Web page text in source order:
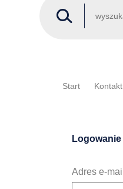
Start Kontakt
Logowanie
Adres e-mail